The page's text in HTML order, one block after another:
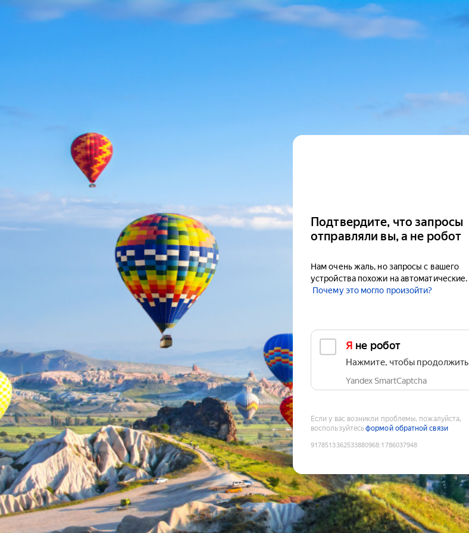
Подтвердите, что запросы
отправляли вы, а не робот
Нам очень жаль, но запросы с вашего
устройства похожи на автоматические.
Почему это могло произойти?
Я не робот
Нажмите, чтобы продолжить
Yandex SmartCaptcha
Если у вас возникли проблемы, пожалуйста,
воспользуйтесьформой обратной связи
9178513362533880968:1786037948